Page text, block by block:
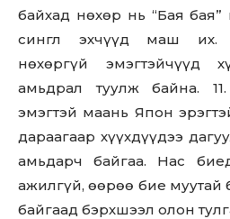
байхад нөхөр нь “Бая бая”
сингл эхчүүд маш их.
нөхөргүй эмэгтэйчүүд
амьдрал туулж байна.
эмэгтэй маань Япон
дараагаар хүүхдүүдээ
амьдарч байгаа. Нас
ажилгүй, өөрөө бие муутай
байгаад бэрхшээл олон